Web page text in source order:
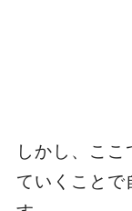
しかし、こ
ていくことで